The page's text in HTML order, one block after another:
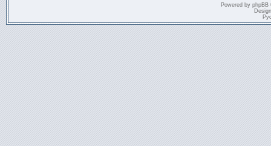
Powered by phpBB